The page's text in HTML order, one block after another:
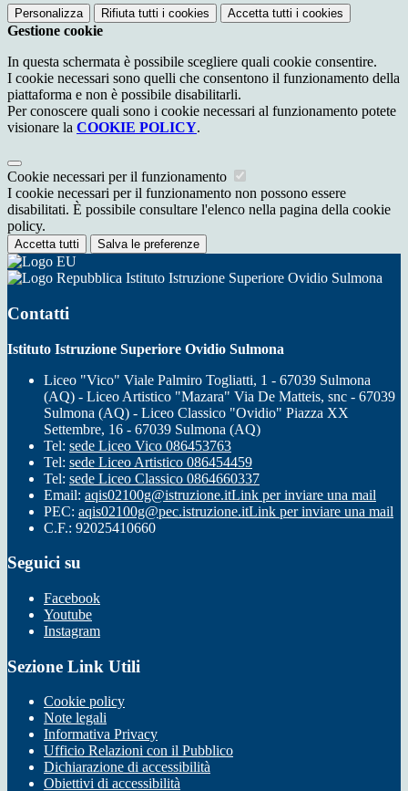
Personalizza Rifiuta tutti i cookies Accetta tutti i cookies
Gestione cookie
In questa schermata è possibile scegliere quali cookie consentire.
I cookie necessari sono quelli che consentono il funzionamento della
piattaforma e non è possibile disabilitarli.
Per conoscere quali sono i cookie necessari al funzionamento potete
visionare la COOKIE POLICY.
Cookie necessari per il funzionamento
I cookie necessari per il funzionamento non possono essere
disabilitati. È possibile consultare l'elenco nella pagina della cookie
policy.
Accetta tutti Salva le preferenze
Istituto Istruzione Superiore Ovidio Sulmona
Contatti
Istituto Istruzione Superiore Ovidio Sulmona
Liceo "Vico" Viale Palmiro Togliatti, 1 - 67039 Sulmona
(AQ) - Liceo Artistico "Mazara" Via De Matteis, snc - 67039
Sulmona (AQ) - Liceo Classico "Ovidio" Piazza XX
Settembre, 16 - 67039 Sulmona (AQ)
Tel: sede Liceo Vico 086453763
Tel: sede Liceo Artistico 086454459
Tel: sede Liceo Classico 0864660337
Email: aqis02100g@istruzione.itLink per inviare una mail
PEC: aqis02100g@pec.istruzione.itLink per inviare una mail
C.F.: 92025410660
Seguici su
Facebook
Youtube
Instagram
Sezione Link Utili
Cookie policy
Note legali
Informativa Privacy
Ufficio Relazioni con il Pubblico
Dichiarazione di accessibilità
Obiettivi di accessibilità